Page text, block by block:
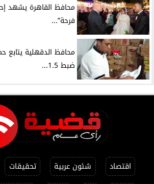
محافظ القاهرة يشهد
فرحة”...
محافظ الدقهلية يتابع
ضبط 1.5...
اقتصاد شئون عربية تحقيقات